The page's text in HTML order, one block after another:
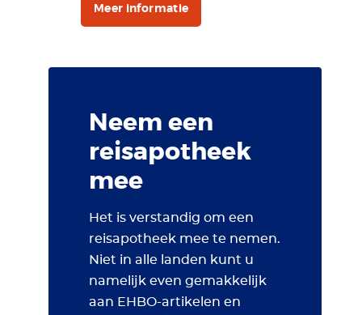
Meer informatie
Neem een
reisapotheek
mee
Het is verstandig om een
reisapotheek mee te nemen.
Niet in alle landen kunt u
namelijk even gemakkelijk
aan EHBO-artikelen en